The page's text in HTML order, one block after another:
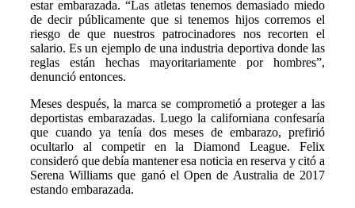
estar embarazada. “Las atletas tenemos demasiado miedo
de decir públicamente que si tenemos hijos corremos el
riesgo de que nuestros patrocinadores nos recorten el
salario. Es un ejemplo de una industria deportiva donde las
reglas están hechas mayoritariamente por hombres”,
denunció entonces.
Meses después, la marca se comprometió a proteger a las
deportistas embarazadas. Luego la californiana confesaría
que cuando ya tenía dos meses de embarazo, prefirió
ocultarlo al competir en la Diamond League. Felix
consideró que debía mantener esa noticia en reserva y citó a
Serena Williams que ganó el Open de Australia de 2017
estando embarazada.